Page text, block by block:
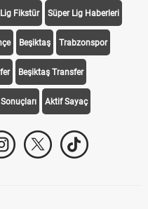
Fikstür Süper Lig Haberleri
Beşiktaş Trabzonspor
Beşiktaş Transfer
Aktif Sayaç